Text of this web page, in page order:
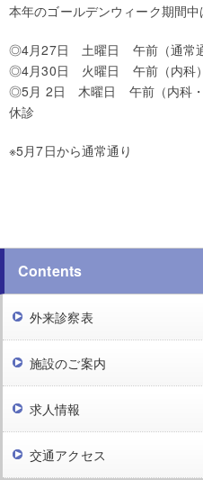
本年のゴールデンウィーク期間中
◎4月27日 土曜日 午前（通常通
◎4月30日 火曜日 午前（内科
◎5月 2日 木曜日 午前（内科・
休診
※5月7日から通常通り
Contents
外来診察表
施設のご案内
求人情報
交通アクセス